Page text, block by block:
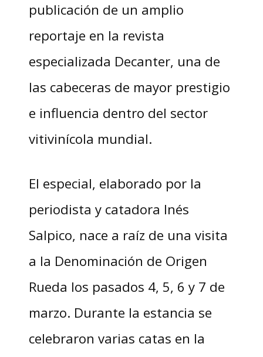
publicación de un amplio
reportaje en la revista
especializada Decanter, una de
las cabeceras de mayor prestigio
e influencia dentro del sector
vitivinícola mundial.
El especial, elaborado por la
periodista y catadora Inés
Salpico, nace a raíz de una visita
a la Denominación de Origen
Rueda los pasados 4, 5, 6 y 7 de
marzo. Durante la estancia se
celebraron varias catas en la